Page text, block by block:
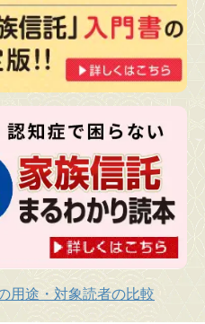
用途・対象読者の比較